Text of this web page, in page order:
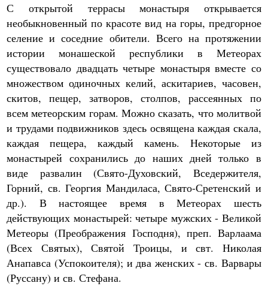
С открытой террасы монастыря открывается
необыкновенный по красоте вид на горы, предгорное
селение и соседние обители. Всего на протяжении
истории монашеской республики в Метеорах
существовало двадцать четыре монастыря вместе со
множеством одиночных келий, аскитариев, часовен,
скитов, пещер, затворов, столпов, рассеянных по
всем метеорским горам. Можно сказать, что молитвой
и трудами подвижников здесь освящена каждая скала,
каждая пещера, каждый камень. Некоторые из
монастырей сохранились до наших дней только в
виде развалин (Свято-Духовский, Вседержителя,
Горний, св. Георгия Мандиласа, Свято-Сретенский и
др.). В настоящее время в Метеорах шесть
действующих монастырей: четыре мужских - Великой
Метеоры (Преображения Господня), преп. Варлаама
(Всех Святых), Святой Троицы, и свт. Николая
Анапавса (Успокоителя); и два женских - св. Варвары
(Руссану) и св. Стефана.